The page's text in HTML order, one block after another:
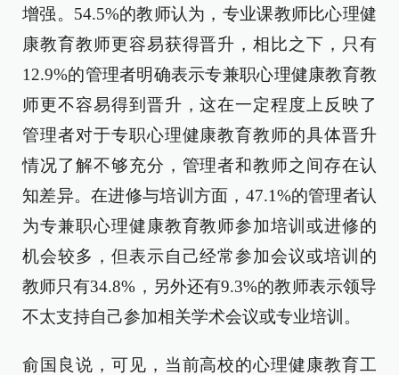
增强。54.5%的教师认为，专业课教师比心理健
康教育教师更容易获得晋升，相比之下，只有
12.9%的管理者明确表示专兼职心理健康教育教
师更不容易得到晋升，这在一定程度上反映了
管理者对于专职心理健康教育教师的具体晋升
情况了解不够充分，管理者和教师之间存在认
知差异。在进修与培训方面，47.1%的管理者认
为专兼职心理健康教育教师参加培训或进修的
机会较多，但表示自己经常参加会议或培训的
教师只有34.8%，另外还有9.3%的教师表示领导
不太支持自己参加相关学术会议或专业培训。
俞国良说，可见，当前高校的心理健康教育工